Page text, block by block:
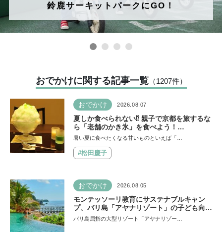
鈴鹿サーキットパークにGO！
おでかけに関する記事一覧（1207件）
おでかけ 2026.08.07
夏しか食べられない⁉︎ 親子で京都を旅するな
ら「老舗のかき氷」を食べよう！
【HugKum京都隊が教える京の裏ワザ・裏
暑い夏に食べたくなる甘いものといえば「…
#松田慶子
おでかけ 2026.08.05
モンテッソーリ教育にサステナブルキャン
プ、バリ島「アヤナリゾート」の子ども向け
プログラムが本格的すぎる！ 家族でおすす
バリ島屈指の大型リゾート「アヤナリゾー…